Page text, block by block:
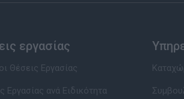
εργασίας
Θέσεις Εργασίας
Εργασίας ανά Ειδικότητα